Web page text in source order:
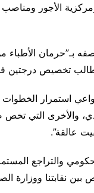
الأجور ومناصب
تصفه بـ”حرمان
تخصيص درجتين فوق
دواعي استمرار
والأخرى التي
عالقة”.